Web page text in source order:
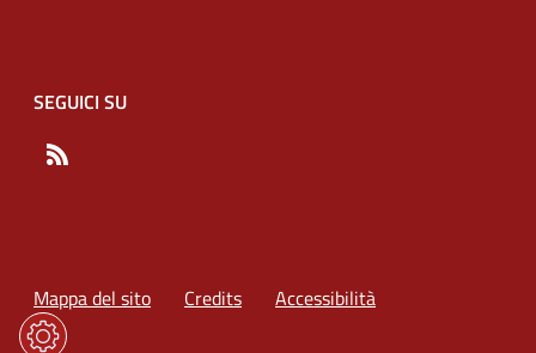
SEGUICI SU
Mappa del sito Credits Accessibilità